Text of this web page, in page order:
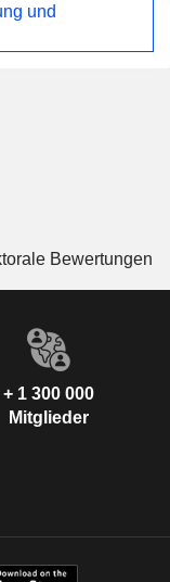
und
Bewertungen
+ 1 300 000
Mitglieder